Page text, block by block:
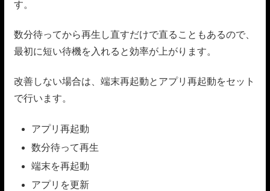
す。
数分待ってから再生し直すだけで直ることもあるので、
最初に短い待機を入れると効率が上がります。
改善しない場合は、端末再起動とアプリ再起動をセット
で行います。
アプリ再起動
数分待って再生
端末を再起動
アプリを更新